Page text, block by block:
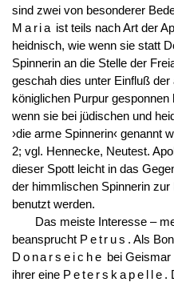
sind zwei von besonderer
Maria ist teils nach Art der
heidnisch, wie wenn sie statt
Spinnerin an die Stelle der
geschah dies unter Einfluß
königlichen Purpur
wenn sie bei jüdischen und
›die arme Spinnerin‹ genannt
2; vgl. Hennecke, Neutest.
dieser Spott leicht in das
der himmlischen Spinnerin
benutzt werden.
Das meiste Interesse –
beansprucht Petrus . Als
Donarseiche bei
ihrer eine Peterskapelle .